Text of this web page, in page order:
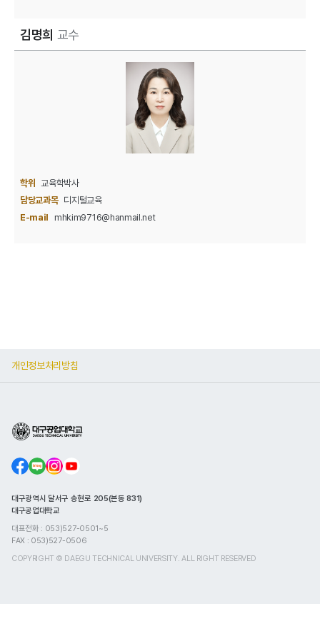
김명희 교수
학위 교육학박사
담당교과목 디지털교육
E-mail mhkim9716@hanmail.net
개인정보처리방침
대구광역시 달서구 송현로 205(본동 831)
대구공업대학교
대표전화 : 053)527-0501~5
FAX : 053)527-0506
COPYRIGHT © DAEGU TECHNICAL UNIVERSITY. ALL RIGHT RESERVED